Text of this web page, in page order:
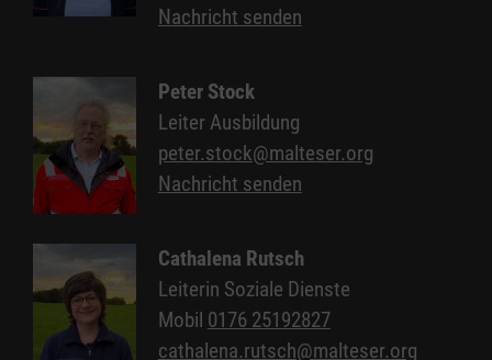
Nachricht senden
Peter Stock
Leiter Ausbildung
peter.stock@malteser.org
Nachricht senden
Cathalena Rutsch
Leiterin Soziale Dienste
Mobil 0176 25192827
cathalena.rutsch@malteser.org